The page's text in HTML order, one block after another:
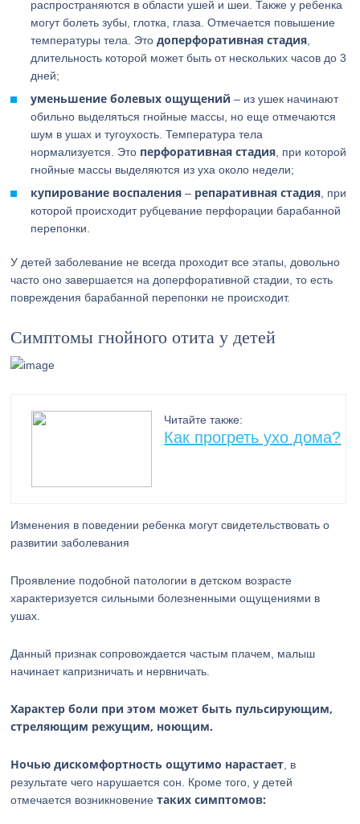
распространяются в области ушей и шеи. Также у ребенка
могут болеть зубы, глотка, глаза. Отмечается повышение
температуры тела. Этодоперфоративная стадия
длительность которой может быть от нескольких часов до 3
дней;
уменьшение болевых ощущений – из ушек начинают
обильно выделяться гнойные массы, но еще отмечаются
шум в ушах и тугоухость. Температура тела
нормализуется. Это перфоративная стадия , при которой
гнойные массы выделяются из уха около недели;
купирование воспаления – репаративная стадия , при
которой происходит рубцевание перфорации барабанной
перепонки.
У детей заболевание не всегда проходит все этапы, довольно
часто оно завершается на доперфоративной стадии, то есть
повреждения барабанной перепонки не происходит.
Симптомы гнойного отита у детей
Читайте также:
Как прогреть ухо дома?
Изменения в поведении ребенка могут свидетельствовать о
развитии заболевания
Проявление подобной патологии в детском возрасте
характеризуется сильными болезненными ощущениями в
ушах.
Данный признак сопровождается частым плачем, малыш
начинает капризничать и нервничать.
Характер боли при этом может быть пульсирующим,
стреляющим режущим, ноющим.
Ночью дискомфортность ощутимо нарастает , в
результате чего нарушается сон. Кроме того, у детей
отмечается возникновениетаких симптомов: